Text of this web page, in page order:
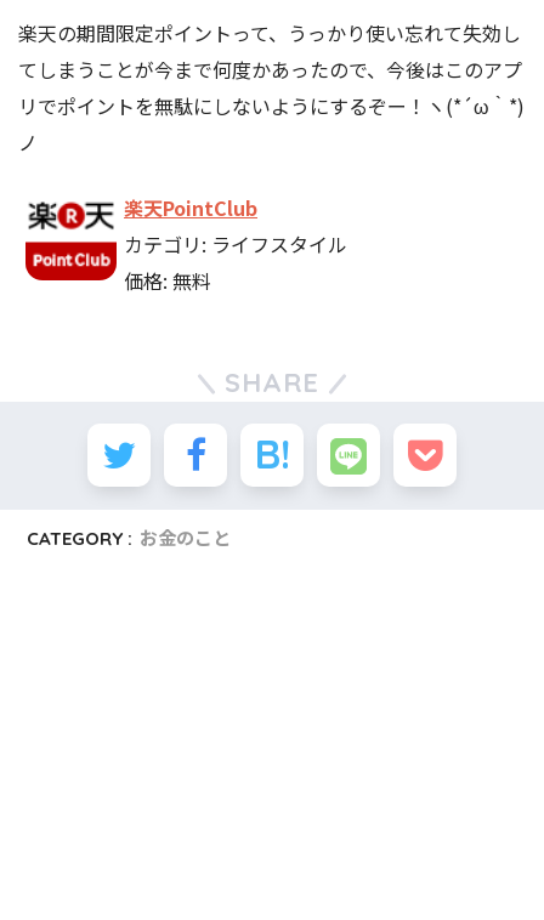
楽天の期間限定ポイントって、うっかり使い忘れて失効し
てしまうことが今まで何度かあったので、今後はこのアプ
リでポイントを無駄にしないようにするぞー！ヽ(*´ω｀*)
ノ
楽天PointClub
カテゴリ: ライフスタイル
価格: 無料
SHARE
CATEGORY : お金のこと